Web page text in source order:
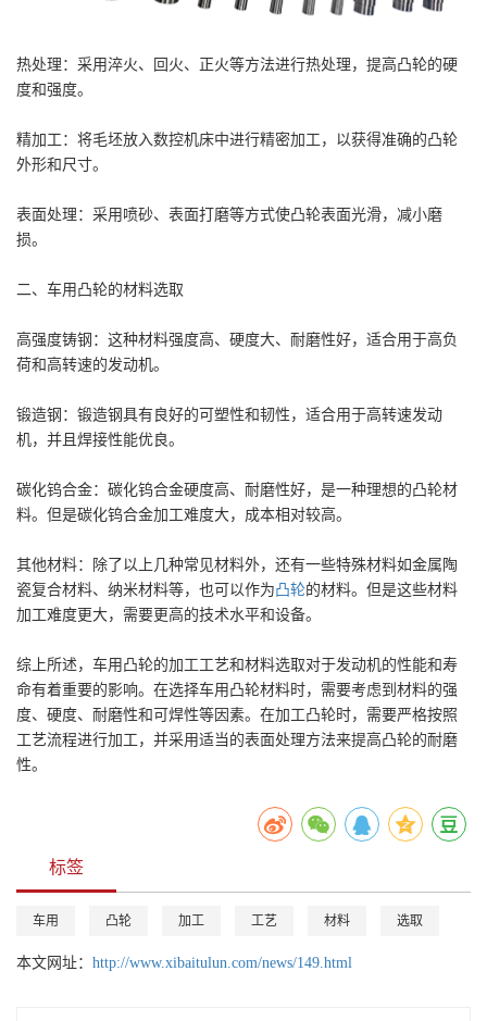
热处理：采用淬火、回火、正火等方法进行热处理，提高凸轮的硬
度和强度。
精加工：将毛坯放入数控机床中进行精密加工，以获得准确的凸轮
外形和尺寸。
表面处理：采用喷砂、表面打磨等方式使凸轮表面光滑，减小磨
损。
二、车用凸轮的材料选取
高强度铸钢：这种材料强度高、硬度大、耐磨性好，适合用于高负
荷和高转速的发动机。
锻造钢：锻造钢具有良好的可塑性和韧性，适合用于高转速发动
机，并且焊接性能优良。
碳化钨合金：碳化钨合金硬度高、耐磨性好，是一种理想的凸轮材
料。但是碳化钨合金加工难度大，成本相对较高。
其他材料：除了以上几种常见材料外，还有一些特殊材料如金属陶
瓷复合材料、纳米材料等，也可以作为凸轮的材料。但是这些材料
加工难度更大，需要更高的技术水平和设备。
综上所述，车用凸轮的加工工艺和材料选取对于发动机的性能和寿
命有着重要的影响。在选择车用凸轮材料时，需要考虑到材料的强
度、硬度、耐磨性和可焊性等因素。在加工凸轮时，需要严格按照
工艺流程进行加工，并采用适当的表面处理方法来提高凸轮的耐磨
性。
标签
车用 凸轮 加工 工艺 材料 选取
本文网址： http://www.xibaitulun.com/news/149.html